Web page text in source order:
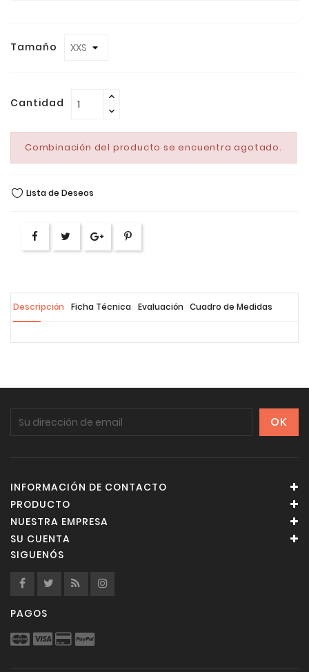
Tamaño
Cantidad
Combinación del producto se encuentra agotado.
Lista de Deseos
Descripción Ficha Técnica Evaluación Cuadro de Medidas
INFORMACIÓN DE CONTACTO
PRODUCTO
NUESTRA EMPRESA
SU CUENTA
SIGUENÓS
PAGOS